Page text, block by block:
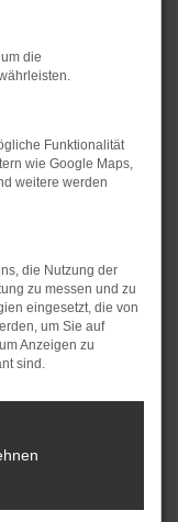
in einem
und dein
Stand
ein
dazu
nicht mehr
versucht
Du kannst
bei der
die
Funktionalität
wie Google Maps,
weitere werden
die Nutzung der
zu messen und zu
eingesetzt, die von
um Sie auf
Anzeigen zu
sind.